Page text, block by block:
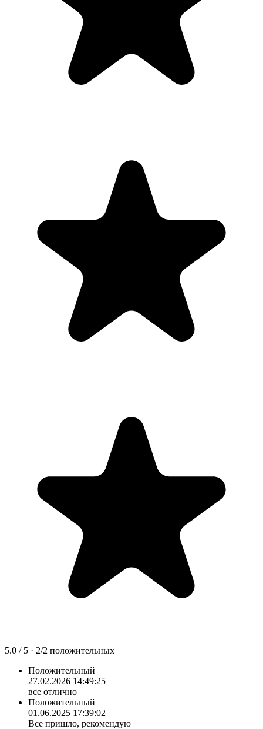
5.0 / 5 · 2/2 положительных
Положительный
27.02.2026 14:49:25
все отлично
Положительный
01.06.2025 17:39:02
Все пришло, рекомендую